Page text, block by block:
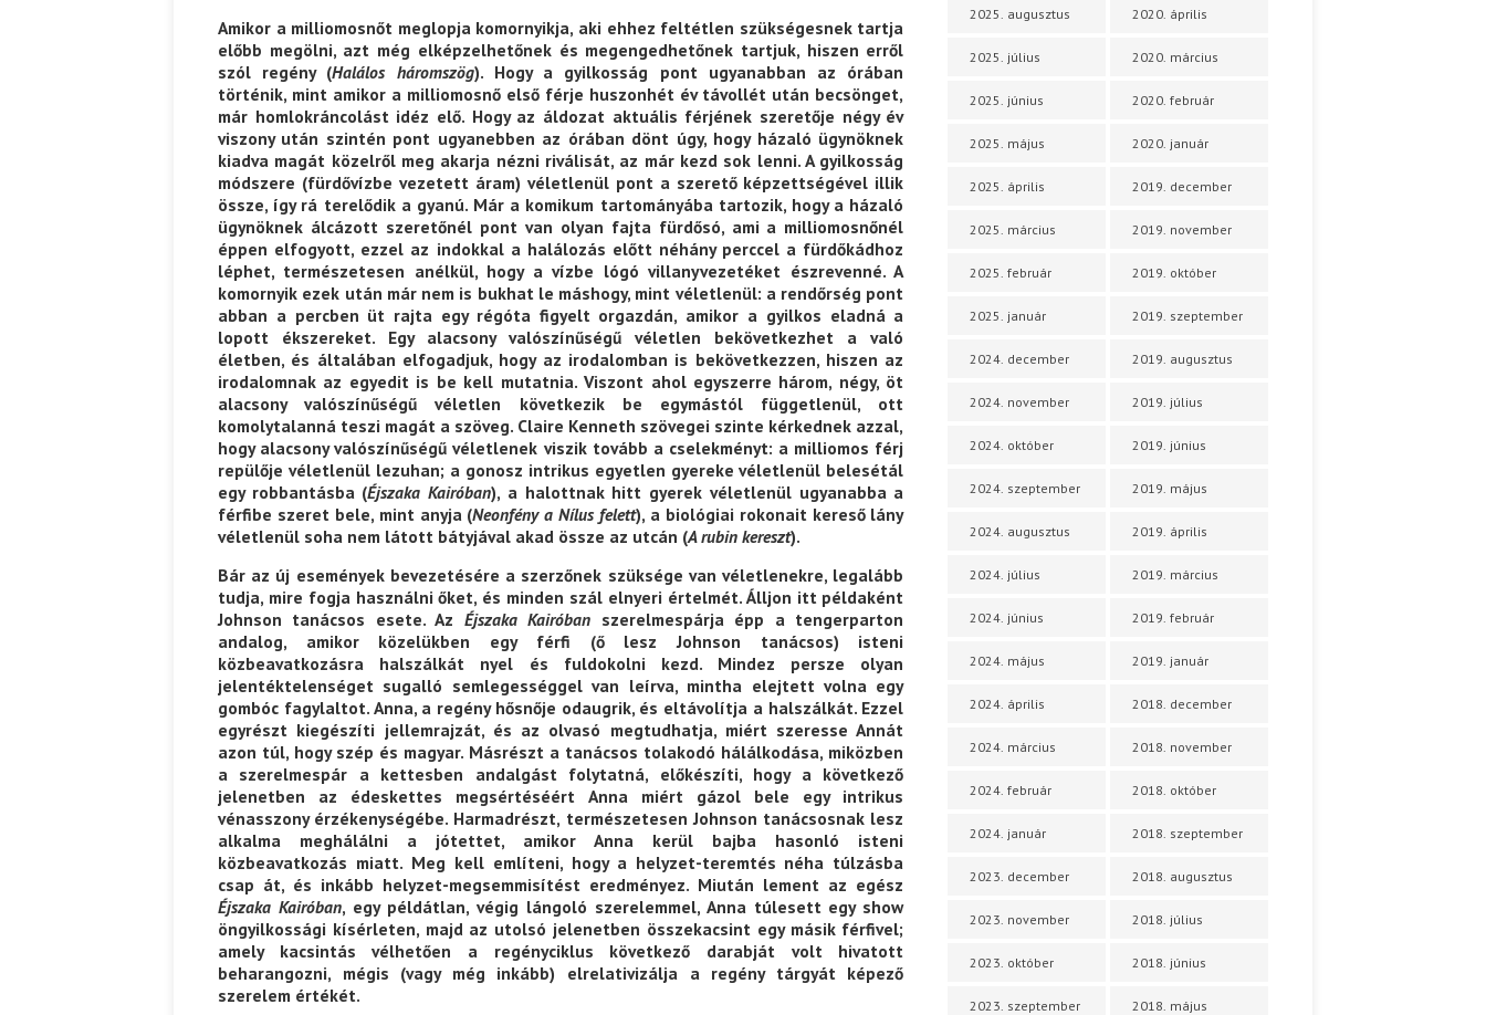
Amikor a milliomosnőt meglopja komornyikja, aki ehhez feltétlen szükségesnek tartja
előbb megölni, azt még elképzelhetőnek és megengedhetőnek tartjuk, hiszen erről
szól regény (Halálos háromszög). Hogy a gyilkosság pont ugyanabban az órában
történik, mint amikor a milliomosnő első férje huszonhét év távollét után becsönget,
már homlokráncolást idéz elő. Hogy az áldozat aktuális férjének szeretője négy év
viszony után szintén pont ugyanebben az órában dönt úgy, hogy házaló ügynöknek
kiadva magát közelről meg akarja nézni riválisát, az már kezd sok lenni. A gyilkosság
módszere (fürdővízbe vezetett áram) véletlenül pont a szerető képzettségével illik
össze, így rá terelődik a gyanú. Már a komikum tartományába tartozik, hogy a házaló
ügynöknek álcázott szeretőnél pont van olyan fajta fürdősó, ami a milliomosnőnél
éppen elfogyott, ezzel az indokkal a halálozás előtt néhány perccel a fürdőkádhoz
léphet, természetesen anélkül, hogy a vízbe lógó villanyvezetéket észrevenné. A
komornyik ezek után már nem is bukhat le máshogy, mint véletlenül: a rendőrség pont
abban a percben üt rajta egy régóta figyelt orgazdán, amikor a gyilkos eladná a
lopott ékszereket. Egy alacsony valószínűségű véletlen bekövetkezhet a való
életben, és általában elfogadjuk, hogy az irodalomban is bekövetkezzen, hiszen az
irodalomnak az egyedit is be kell mutatnia. Viszont ahol egyszerre három, négy, öt
alacsony valószínűségű véletlen következik be egymástól függetlenül, ott
komolytalanná teszi magát a szöveg. Claire Kenneth szövegei szinte kérkednek azzal,
hogy alacsony valószínűségű véletlenek viszik tovább a cselekményt: a milliomos férj
repülője véletlenül lezuhan; a gonosz intrikus egyetlen gyereke véletlenül belesétál
egy robbantásba (Éjszaka Kairóban), a halottnak hitt gyerek véletlenül ugyanabba a
férfibe szeret bele, mint anyja (Neonfény a Nílus felett), a biológiai rokonait kereső lány
véletlenül soha nem látott bátyjával akad össze az utcán (A rubin kereszt).
Bár az új események bevezetésére a szerzőnek szüksége van véletlenekre, legalább
tudja, mire fogja használni őket, és minden szál elnyeri értelmét. Álljon itt példaként
Johnson tanácsos esete. Az Éjszaka Kairóban szerelmespárja épp a tengerparton
andalog, amikor közelükben egy férfi (ő lesz Johnson tanácsos) isteni
közbeavatkozásra halszálkát nyel és fuldokolni kezd. Mindez persze olyan
jelentéktelenséget sugalló semlegességgel van leírva, mintha elejtett volna egy
gombóc fagylaltot. Anna, a regény hősnője odaugrik, és eltávolítja a halszálkát. Ezzel
egyrészt kiegészíti jellemrajzát, és az olvasó megtudhatja, miért szeresse Annát
azon túl, hogy szép és magyar. Másrészt a tanácsos tolakodó hálálkodása, miközben
a szerelmespár a kettesben andalgást folytatná, előkészíti, hogy a következő
jelenetben az édeskettes megsértéséért Anna miért gázol bele egy intrikus
vénasszony érzékenységébe. Harmadrészt, természetesen Johnson tanácsosnak lesz
alkalma meghálálni a jótettet, amikor Anna kerül bajba hasonló isteni
közbeavatkozás miatt. Meg kell említeni, hogy a helyzet-teremtés néha túlzásba
csap át, és inkább helyzet-megsemmisítést eredményez. Miután lement az egész
Éjszaka Kairóban, egy példátlan, végig lángoló szerelemmel, Anna túlesett egy show
öngyilkossági kísérleten, majd az utolsó jelenetben összekacsint egy másik férfivel;
amely kacsintás vélhetően a regényciklus következő darabját volt hivatott
beharangozni, mégis (vagy még inkább) elrelativizálja a regény tárgyát képező
szerelem értékét.
2025. augusztus
2025. július
2025. június
2025. május
2025. április
2025. március
2025. február
2025. január
2024. december
2024. november
2024. október
2024. szeptember
2024. augusztus
2024. július
2024. június
2024. május
2024. április
2024. március
2024. február
2024. január
2023. december
2023. november
2023. október
2023. szeptember
2020. április
2020. március
2020. február
2020. január
2019. december
2019. november
2019. október
2019. szeptember
2019. augusztus
2019. július
2019. június
2019. május
2019. április
2019. március
2019. február
2019. január
2018. december
2018. november
2018. október
2018. szeptember
2018. augusztus
2018. július
2018. június
2018. május